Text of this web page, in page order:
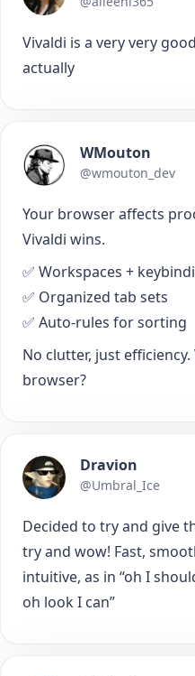
Vivaldi is a very very
actually
WMouton
@wmouton_dev
Your browser affects
Vivaldi wins.
✅ Workspaces +
✅ Organized tab sets
✅ Auto-rules for sorting
No clutter, just efficiency.
browser?
Dravion
@Umbral_Ice
Decided to try and give
try and wow! Fast,
intuitive, as in “oh I
oh look I can”